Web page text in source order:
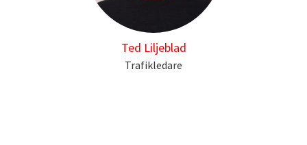
Ted Liljeblad
Trafikledare